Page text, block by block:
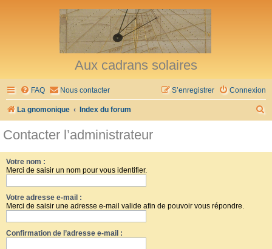
Aux cadrans solaires
FAQ Nous contacter Connexion
S’enregistrer
La gnomonique Index du forum
Contacter l’administrateur
Votre nom :
Merci de saisir un nom pour vous identifier.
Votre adresse e-mail :
Merci de saisir une adresse e-mail valide afin de pouvoir vous répondre.
Confirmation de l’adresse e-mail :